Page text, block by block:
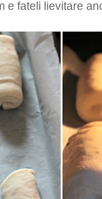
e fateli lievitare